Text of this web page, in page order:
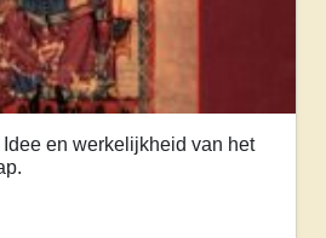
en werkelijkheid van het